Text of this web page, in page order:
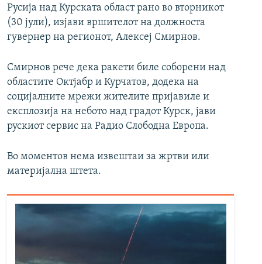
Русија над Курската област рано во вторникот
(30 јули), изјави вршителот на должноста
гувернер на регионот, Алексеј Смирнов.
Смирнов рече дека ракети биле соборени над
областите Октјабр и Курчатов, додека на
социјалните мрежи жителите пријавиле и
експлозија на небото над градот Курск, јави
рускиот сервис на Радио Слободна Европа.
Во моментов нема извештаи за жртви или
материјална штета.